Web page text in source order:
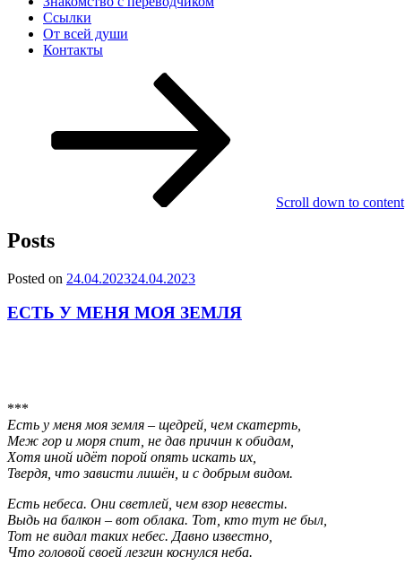
Ссылки
От всей души
Контакты
Scroll down to content
Posts
Posted on 24.04.202324.04.2023
ЕСТЬ У МЕНЯ МОЯ ЗЕМЛЯ
***
Есть у меня моя земля – щедрей, чем скатерть,
Меж гор и моря спит, не дав причин к обидам,
Хотя иной идёт порой опять искать их,
Твердя, что зависти лишён, и с добрым видом.
Есть небеса. Они светлей, чем взор невесты.
Выдь на балкон – вот облака. Тот, кто тут не был,
Тот не видал таких небес. Давно известно,
Что головой своей лезгин коснулся неба.